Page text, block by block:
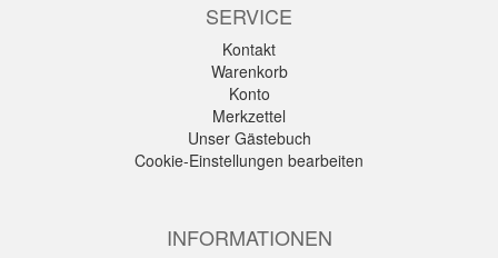
SERVICE
Kontakt
Warenkorb
Konto
Merkzettel
Unser Gästebuch
Cookie-Einstellungen bearbeiten
INFORMATIONEN